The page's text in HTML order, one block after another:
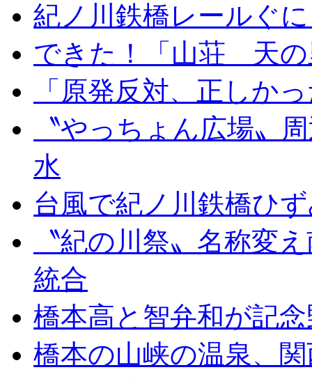
紀ノ川鉄橋レールぐ
できた！「山荘 天の
「原発反対、正しか
〝やっちょん広場〟
水
台風で紀ノ川鉄橋ひ
〝紀の川祭〟名称変
統合
橋本高と智弁和が記
橋本の山峡の温泉、